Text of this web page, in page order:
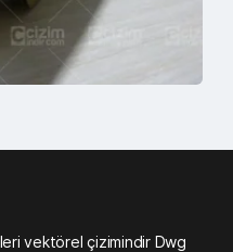
vektörel çizimindir Dwg